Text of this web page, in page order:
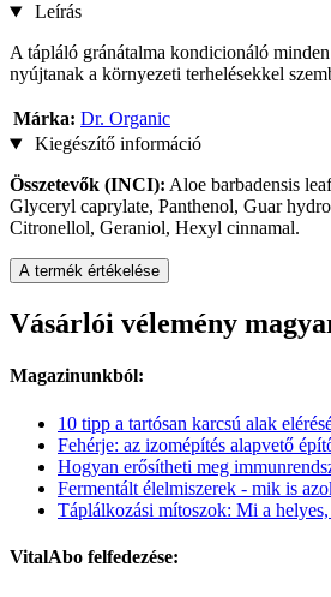
Leírás
A tápláló gránátalma kondicionáló
nyújtanak a környezeti terhelésekkel
Márka: Dr. Organic
Kiegészítő információ
Összetevők (INCI): Aloe barbadensis
Glyceryl caprylate, Panthenol, Guar
Citronellol, Geraniol, Hexyl cinnamal.
A termék értékelése
Vásárlói vélemény
Magazinunkból:
10 tipp a tartósan karcsú alak
Fehérje: az izomépítés alapvető
Hogyan erősítheti meg
Fermentált élelmiszerek - mik is
Táplálkozási mítoszok: Mi a
VitalAbo felfedezése: